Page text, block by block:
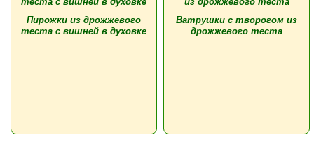
Пирожки из дрожжевого
теста с вишней в духовке
Ватрушки с творогом из
дрожжевого теста